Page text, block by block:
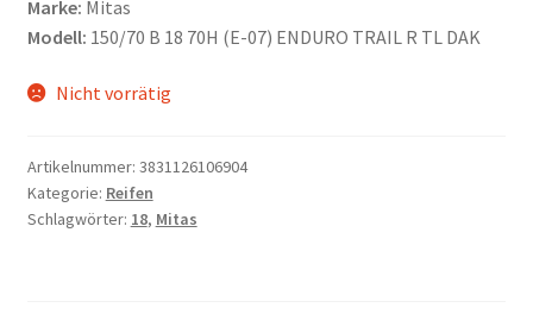
Marke: Mitas
Modell: 150/70 B 18 70H (E-07) ENDURO TRAIL R TL DAK
Nicht vorrätig
Artikelnummer: 3831126106904
Kategorie: Reifen
Schlagwörter: 18, Mitas